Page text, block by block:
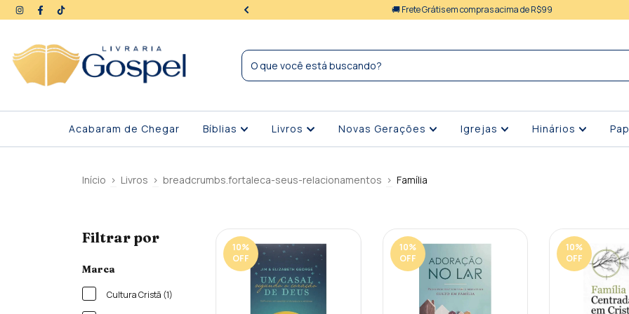
| Seus dados protegidos 🚚 Frete Grátis em compras acima de R$99
Acabaram de Chegar Bíblias Livros Novas Gerações Igrejas Hinários
Início > Livros > breadcrumbs.fortaleca-seus-relacionamentos > Família
Filtrar por
Marca
Cultura Cristã (1)
10%
OFF
10%
OFF
10%
OFF